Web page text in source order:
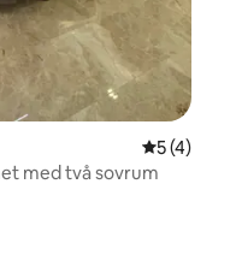
5 av 5 i
5 (4)
med två sovrum